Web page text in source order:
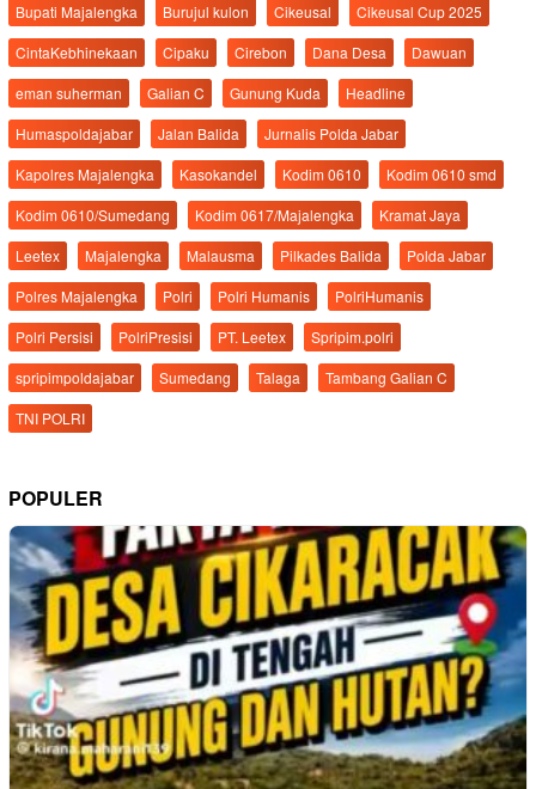
Bupati Majalengka Burujul kulon Cikeusal
Cikeusal Cup 2025
CintaKebhinekaan
Cipaku Cirebon Dana Desa
Dawuan
eman suherman
Galian C Gunung Kuda
Headline
Humaspoldajabar
Jalan Balida
Jurnalis Polda Jabar
Kapolres Majalengka
Kasokandel Kodim 0610
Kodim 0610 smd
Kodim 0610/Sumedang
Kodim 0617/Majalengka
Kramat Jaya
Leetex
Majalengka Malausma Pilkades Balida
Polda Jabar
Polres Majalengka
Polri Polri Humanis
PolriHumanis
Polri Persisi
PolriPresisi PT. Leetex
Spripim.polri
spripimpoldajabar
Sumedang Talaga
Tambang Galian C
TNI POLRI
POPULER